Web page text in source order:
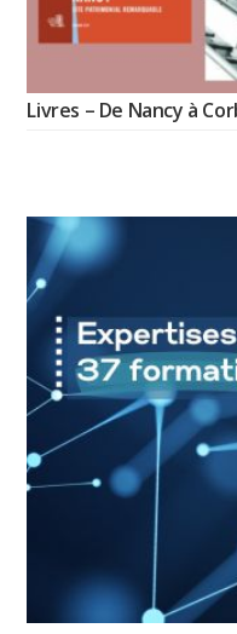
Livres – De Nancy à